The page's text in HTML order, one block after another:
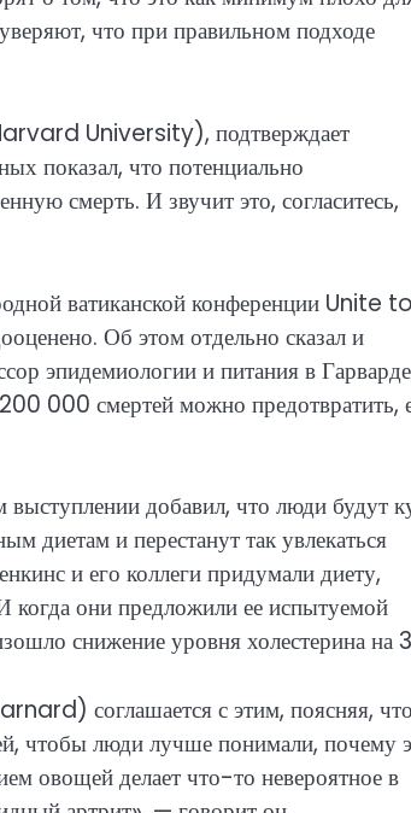
что при правильном подходе
University), подтверждает
показал, что потенциально
смерть. И звучит это, согласитесь,
ватиканской конференции Unite to
Об этом отдельно сказал и
эпидемиологии и питания в
000 смертей можно предотвратить,
добавил, что люди будут
диетам и перестанут так увлекаться
и его коллеги придумали диету,
они предложили ее испытуемой
снижение уровня холестерина на
соглашается с этим, поясняя, что
чтобы люди лучше понимали, почему
овощей делает что-то невероятное в